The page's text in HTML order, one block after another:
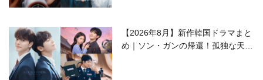
【2026年8月】新作韓国ドラマまと
め｜ソン・ガンの帰還！孤独な天才